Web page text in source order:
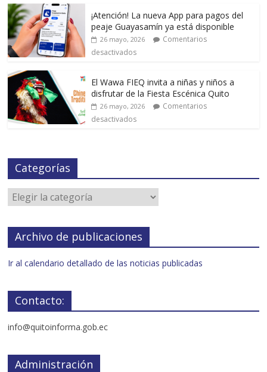
¡Atención! La nueva App para pagos del
peaje Guayasamín ya está disponible
26 mayo, 2026
Comentarios
desactivados
El Wawa FIEQ invita a niñas y niños a
disfrutar de la Fiesta Escénica Quito
26 mayo, 2026
Comentarios
desactivados
Categorías
Archivo de publicaciones
Ir al calendario detallado de las noticias publicadas
Contacto:
info@quitoinforma.gob.ec
Administración